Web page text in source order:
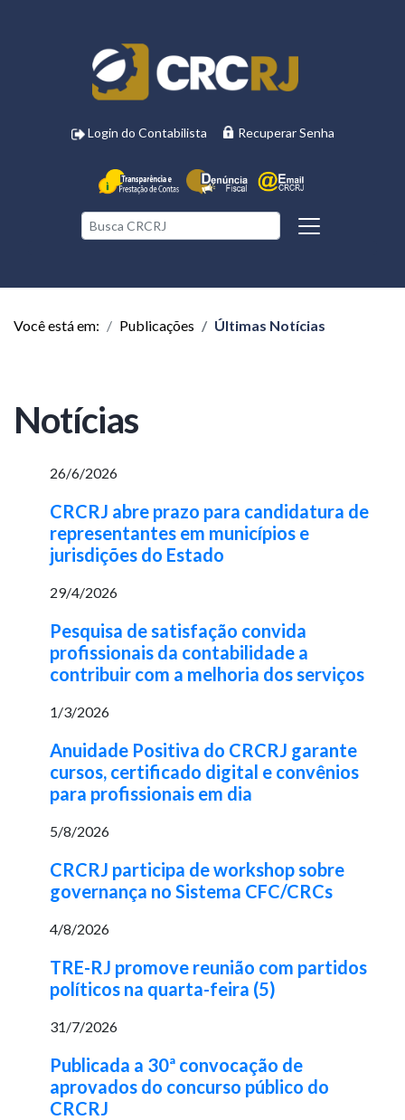
Login do Contabilista Recuperar Senha
Você está em: Publicações Últimas Notícias
Notícias
26/6/2026
CRCRJ abre prazo para candidatura de
representantes em municípios e
jurisdições do Estado
29/4/2026
Pesquisa de satisfação convida
profissionais da contabilidade a
contribuir com a melhoria dos serviços
1/3/2026
Anuidade Positiva do CRCRJ garante
cursos, certificado digital e convênios
para profissionais em dia
5/8/2026
CRCRJ participa de workshop sobre
governança no Sistema CFC/CRCs
4/8/2026
TRE-RJ promove reunião com partidos
políticos na quarta-feira (5)
31/7/2026
Publicada a 30ª convocação de
aprovados do concurso público do
CRCRJ